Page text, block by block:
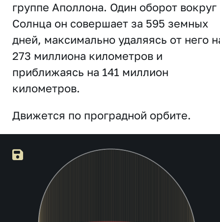
группе Аполлона. Один оборот вокруг
Солнца он совершает за 595 земных
дней, максимально удаляясь от него
273 миллиона километров и
приближаясь на 141 миллион
километров.
Движется по проградной орбите.